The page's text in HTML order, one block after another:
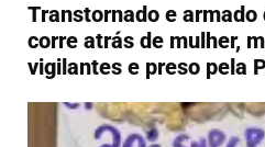
Transtornado e armado
corre atrás de mulher,
vigilantes e preso pela